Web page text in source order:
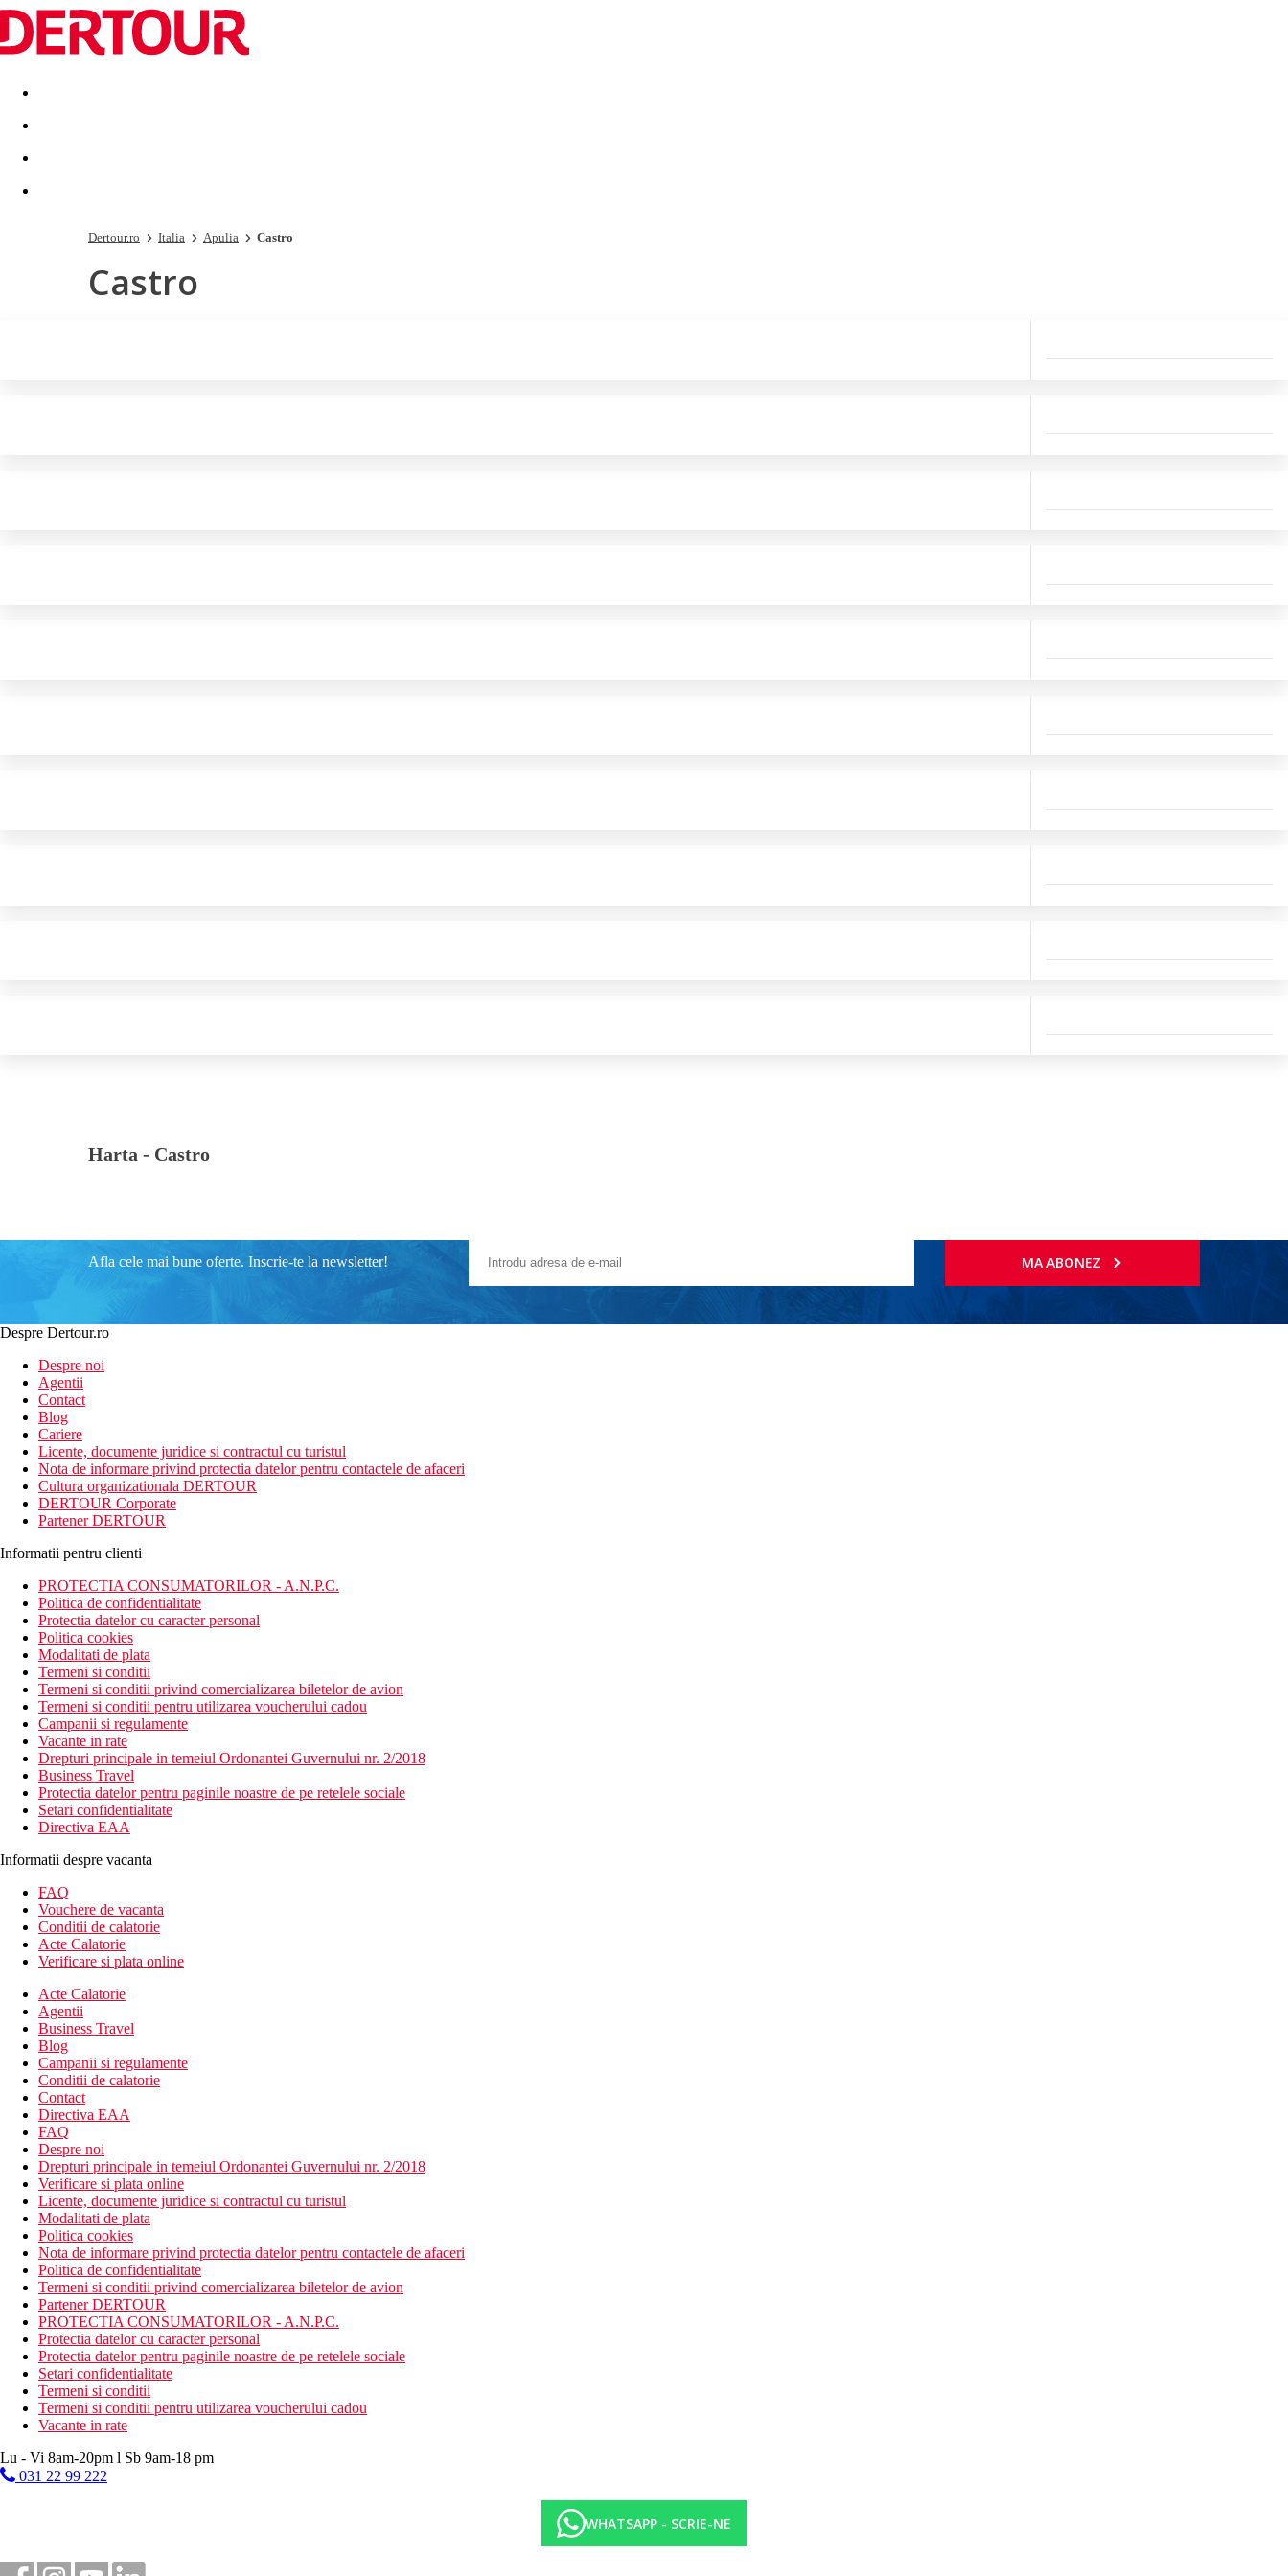
Destinatii Vacanta perfecta OFERTE DE NERATAT
Dertour.ro Italia Apulia Castro
Castro
Harta - Castro
Afla cele mai bune oferte. Inscrie-te la newsletter! MA ABONEZ
Despre Dertour.ro
Despre noi
Agentii
Contact
Blog
Cariere
Licente, documente juridice si contractul cu turistul
Nota de informare privind protectia datelor pentru contactele de afaceri
Cultura organizationala DERTOUR
DERTOUR Corporate
Partener DERTOUR
Informatii pentru clienti
PROTECTIA CONSUMATORILOR - A.N.P.C.
Politica de confidentialitate
Protectia datelor cu caracter personal
Politica cookies
Modalitati de plata
Termeni si conditii
Termeni si conditii privind comercializarea biletelor de avion
Termeni si conditii pentru utilizarea voucherului cadou
Campanii si regulamente
Vacante in rate
Drepturi principale in temeiul Ordonantei Guvernului nr. 2/2018
Business Travel
Protectia datelor pentru paginile noastre de pe retelele sociale
Setari confidentialitate
Directiva EAA
Informatii despre vacanta
FAQ
Vouchere de vacanta
Conditii de calatorie
Acte Calatorie
Verificare si plata online
Acte Calatorie
Agentii
Business Travel
Blog
Campanii si regulamente
Conditii de calatorie
Contact
Directiva EAA
FAQ
Despre noi
Drepturi principale in temeiul Ordonantei Guvernului nr. 2/2018
Verificare si plata online
Licente, documente juridice si contractul cu turistul
Modalitati de plata
Politica cookies
Nota de informare privind protectia datelor pentru contactele de afaceri
Politica de confidentialitate
Termeni si conditii privind comercializarea biletelor de avion
Partener DERTOUR
PROTECTIA CONSUMATORILOR - A.N.P.C.
Protectia datelor cu caracter personal
Protectia datelor pentru paginile noastre de pe retelele sociale
Setari confidentialitate
Termeni si conditii
Termeni si conditii pentru utilizarea voucherului cadou
Vacante in rate
Lu - Vi 8am-20pm l Sb 9am-18 pm
031 22 99 222
WHATSAPP - SCRIE-NE